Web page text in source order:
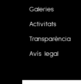
Galeries
Activitats
Transparència
Avís legal